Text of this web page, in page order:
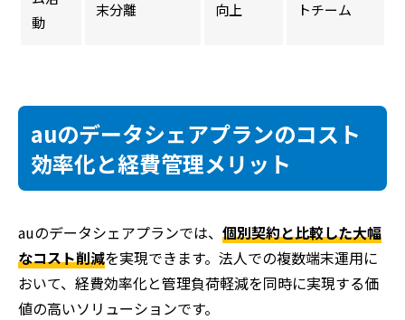
動
末分離
向上
トチーム
auのデータシェアプランのコスト
効率化と経費管理メリット
auのデータシェアプランでは、 個別契約と比較した大幅
なコスト削減を実現できます。法人での複数端末運用に
おいて、経費効率化と管理負荷軽減を同時に実現する価
値の高いソリューションです。